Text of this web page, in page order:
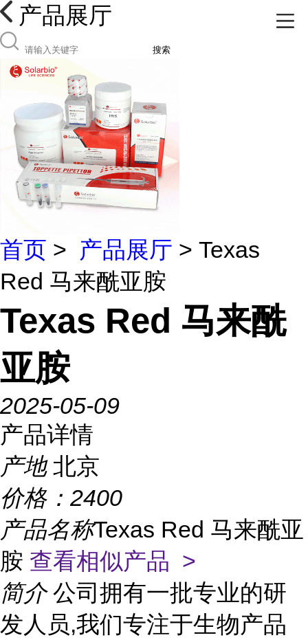
产品展厅
搜索
首页 > 产品展厅 > Texas
Red 马来酰亚胺
Texas Red 马来酰
亚胺
2025-05-09
产品详情
产地 北京
价格： 2400
产品名称Texas Red 马来酰亚
胺 查看相似产品 >
简介 公司拥有一批专业的研
发人员,我们专注于生物产品